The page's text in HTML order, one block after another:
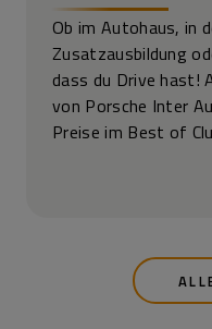
Ob im Autohaus, in
Zusatzausbildung
dass du Drive hast!
von Porsche Inter
Preise im Best of